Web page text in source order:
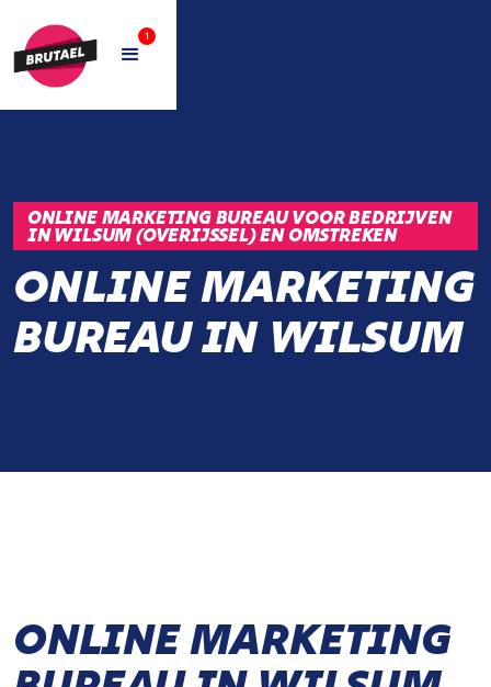
1
ONLINE MARKETING BUREAU VOOR BEDRIJVEN
IN WILSUM (OVERIJSSEL) EN OMSTREKEN
ONLINE MARKETING
BUREAU IN WILSUM
ONLINE MARKETING